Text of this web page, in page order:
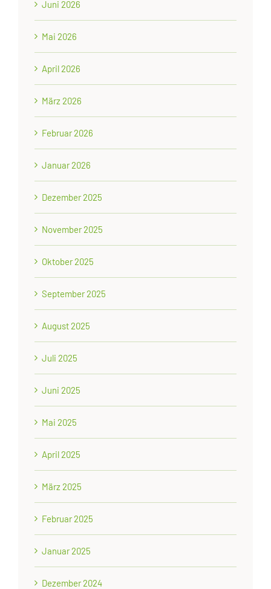
Juni 2026
Mai 2026
April 2026
März 2026
Februar 2026
Januar 2026
Dezember 2025
November 2025
Oktober 2025
September 2025
August 2025
Juli 2025
Juni 2025
Mai 2025
April 2025
März 2025
Februar 2025
Januar 2025
Dezember 2024